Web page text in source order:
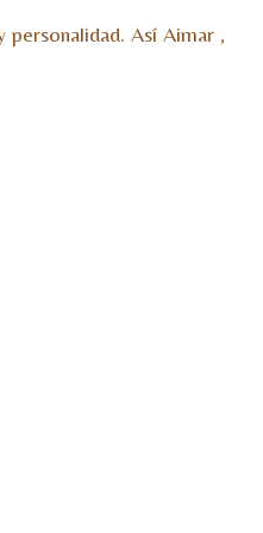
personalidad. Así Aimar ,